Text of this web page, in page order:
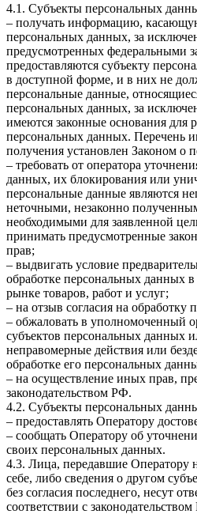
4.1. Субъекты персональных
– получать информацию,
персональных данных, за
предусмотренных федеральными
предоставляются субъекту
в доступной форме, и в них не
персональные данные,
персональных данных, за
имеются законные основания для
персональных данных. Перечень
получения установлен Законом о
– требовать от оператора
данных, их блокирования или
персональные данные являются
неточными, незаконно
необходимыми для заявленной
принимать предусмотренные
прав;
– выдвигать условие
обработке персональных данных
рынке товаров, работ и услуг;
– на отзыв согласия на обработку
– обжаловать в уполномоченный
субъектов персональных данных
неправомерные действия или
обработке его персональных
– на осуществление иных прав,
законодательством РФ.
4.2. Субъекты персональных
– предоставлять Оператору
– сообщать Оператору об
своих персональных данных.
4.3. Лица, передавшие Оператору
себе, либо сведения о другом
без согласия последнего, несут
соответствии с